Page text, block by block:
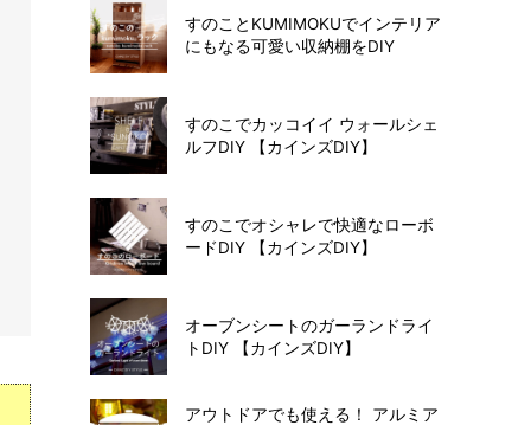
すのことKUMIMOKUでインテリア
にもなる可愛い収納棚をDIY
すのこでカッコイイ ウォールシェ
ルフDIY 【カインズDIY】
すのこでオシャレで快適なローボ
ードDIY 【カインズDIY】
オーブンシートのガーランドライ
トDIY 【カインズDIY】
アウトドアでも使える！ アルミア